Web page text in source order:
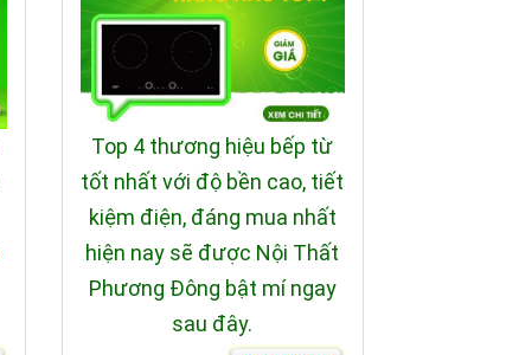
Top 4 thương hiệu bếp từ
tốt nhất với độ bền cao, tiết
kiệm điện, đáng mua nhất
hiện nay sẽ được Nội Thất
Phương Đông bật mí ngay
sau đây.